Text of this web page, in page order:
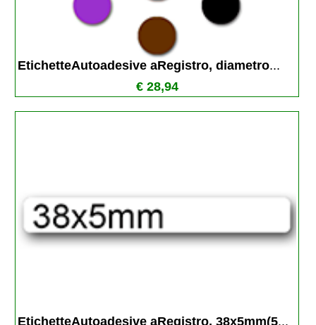
EtichetteAutoadesive aRegistro, diametro...
€ 28,94
EtichetteAutoadesive aRegistro, 38x5mm(5...